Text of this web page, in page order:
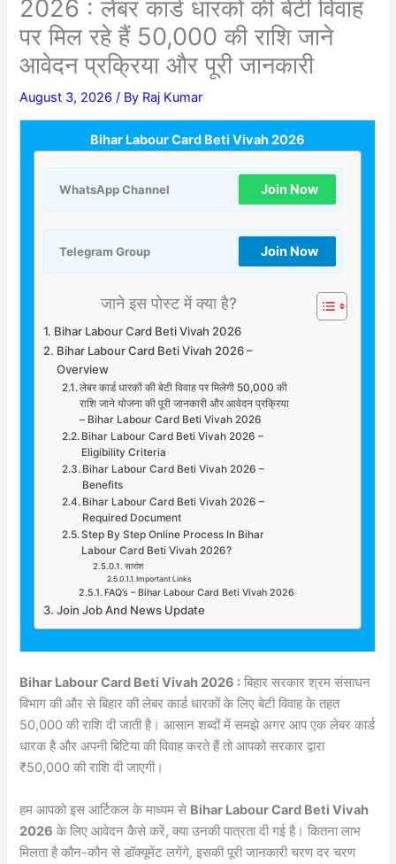
2026 : लेबर कार्ड धारकों की बेटी विवाह
पर मिल रहे हैं 50,000 की राशि जाने
आवेदन प्रक्रिया और पूरी जानकारी
August 3, 2026/ By Raj Kumar
Bihar Labour Card Beti Vivah 2026
WhatsApp Channel Join Now
Telegram Group Join Now
जाने इस पोस्ट में क्या है?
Bihar Labour Card Beti Vivah 2026
Bihar Labour Card Beti Vivah 2026 –
Overview
लेबर कार्ड धारकों की बेटी विवाह पर मिलेगी 50,000 की
राशि जाने योजना की पूरी जानकारी और आवेदन प्रक्रिया
– Bihar Labour Card Beti Vivah 2026
Bihar Labour Card Beti Vivah 2026 –
Eligibility Criteria
Bihar Labour Card Beti Vivah 2026 –
Benefits
Bihar Labour Card Beti Vivah 2026 –
Required Document
Step By Step Online Process In Bihar
Labour Card Beti Vivah 2026?
सारांश
Important Links
FAQ’s – Bihar Labour Card Beti Vivah 2026
Join Job And News Update
Bihar Labour Card Beti Vivah 2026 : बिहार सरकार श्रम संसाधन
विभाग की और से बिहार की लेबर कार्ड धारकों के लिए बेटी विवाह के तहत
50,000 की राशि दी जाती है। आसान शब्दों में समझे अगर आप एक लेबर कार्ड
धारक है और अपनी बिटिया की विवाह करते हैं तो आपको सरकार द्वारा
₹50,000 की राशि दी जाएगी।
हम आपको इस आर्टिकल के माध्यम से Bihar Labour Card Beti Vivah
2026 के लिए आवेदन कैसे करें, क्या उनकी पात्रता दी गई है। कितना लाभ
मिलता है कौन-कौन से डॉक्यूमेंट लगेंगे, इसकी पूरी जानकारी चरण दर चरण